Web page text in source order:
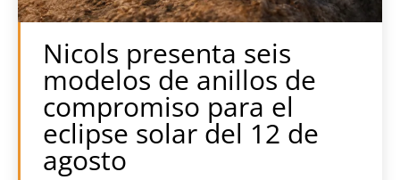
Nicols presenta seis
modelos de anillos de
compromiso para el
eclipse solar del 12 de
agosto